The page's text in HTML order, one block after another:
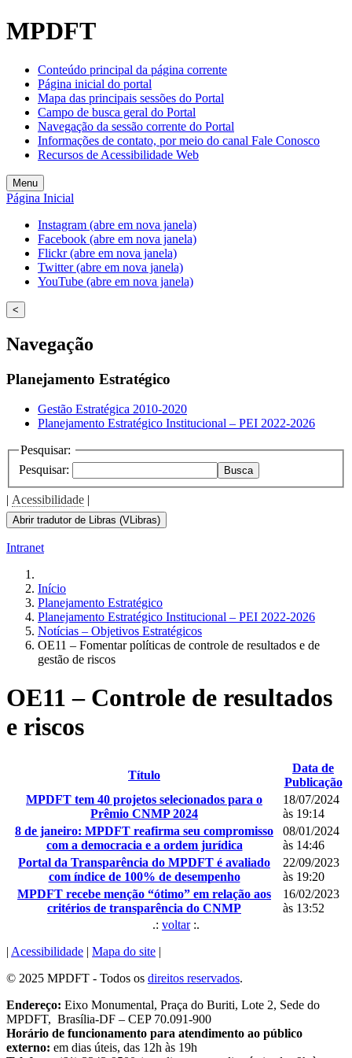
MPDFT
Conteúdo principal da página corrente
Página inicial do portal
Mapa das principais sessões do Portal
Campo de busca geral do Portal
Navegação da sessão corrente do Portal
Informações de contato, por meio do canal Fale Conosco
Recursos de Acessibilidade Web
Menu
Página Inicial
Instagram (abre em nova janela)
Facebook (abre em nova janela)
Flickr (abre em nova janela)
Twitter (abre em nova janela)
YouTube (abre em nova janela)
<
Navegação
Planejamento Estratégico
Gestão Estratégica 2010-2020
Planejamento Estratégico Institucional – PEI 2022-2026
Pesquisar:
Pesquisar:
Busca
| Acessibilidade |
Abrir tradutor de Libras (VLibras)
Intranet
Início
Planejamento Estratégico
Planejamento Estratégico Institucional – PEI 2022-2026
Notícias – Objetivos Estratégicos
OE11 – Fomentar políticas de controle de resultados e de
gestão de riscos
OE11 – Controle de resultados
e riscos
Título
Data de
Publicação
MPDFT tem 40 projetos selecionados para o
Prêmio CNMP 2024
18/07/2024
às 19:14
8 de janeiro: MPDFT reafirma seu compromisso
com a democracia e a ordem jurídica
08/01/2024
às 14:46
Portal da Transparência do MPDFT é avaliado
com índice de 100% de desempenho
22/09/2023
às 19:20
MPDFT recebe menção “ótimo” em relação aos
critérios de transparência do CNMP
16/02/2023
às 13:52
.: voltar:.
| Acessibilidade | Mapa do site |
© 2025 MPDFT - Todos os direitos reservados.
Endereço: Eixo Monumental, Praça do Buriti, Lote 2, Sede do
MPDFT, Brasília-DF – CEP 70.091-900
Horário de funcionamento para atendimento ao público
externo: em dias úteis, das 12h às 19h